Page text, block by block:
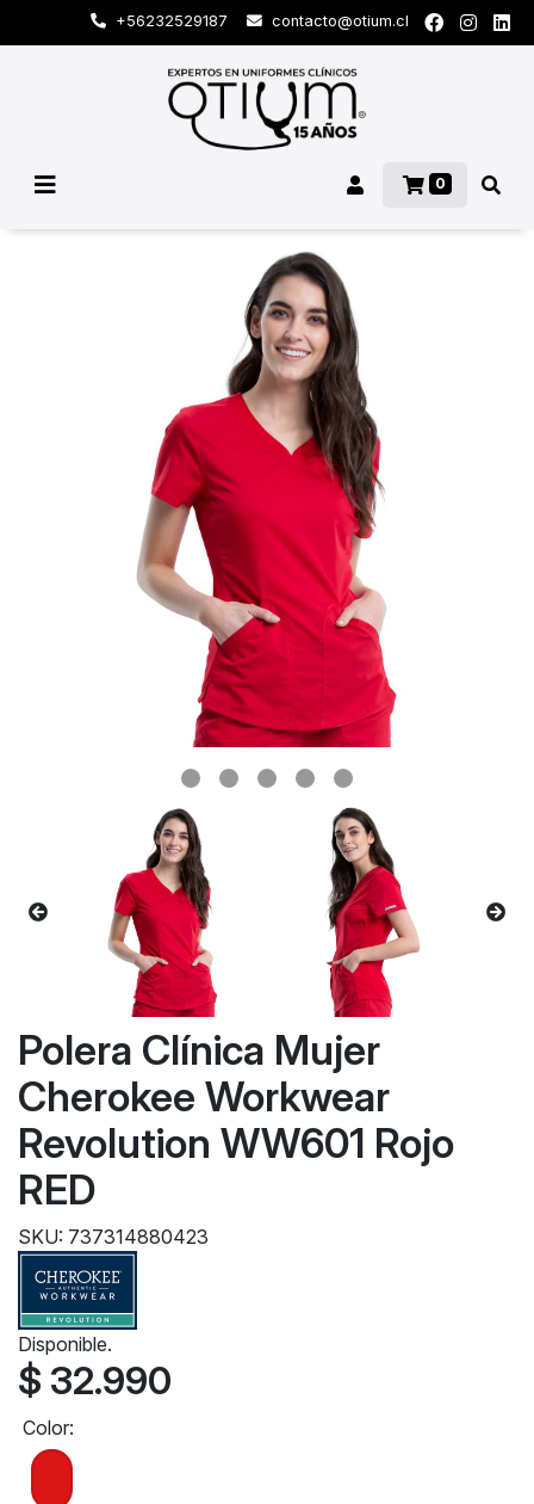
+56232529187 contacto@otium.cl
0
Polera Clínica Mujer
Cherokee Workwear
Revolution WW601 Rojo
RED
SKU: 737314880423
Disponible.
$ 32.990
Color: